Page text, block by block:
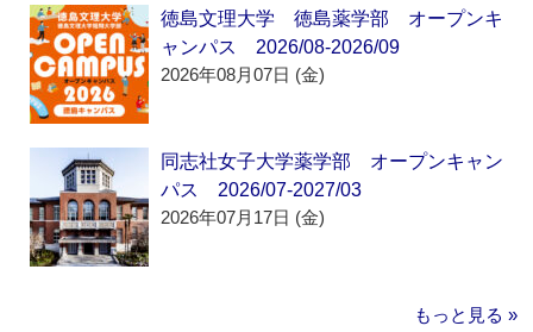
徳島文理大学 徳島薬学部 オープンキ
ャンパス 2026/08-2026/09
2026年08月07日 (金)
同志社女子大学薬学部 オープンキャン
パス 2026/07-2027/03
2026年07月17日 (金)
もっと見る »